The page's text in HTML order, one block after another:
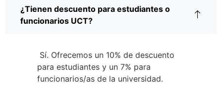
¿Tienen descuento para estudiantes o
funcionarios UCT?
Sí. Ofrecemos un 10% de descuento
para estudiantes y un 7% para
funcionarios/as de la universidad.